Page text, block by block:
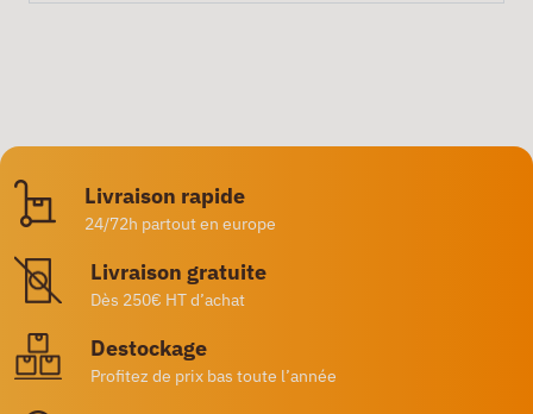
Livraison rapide
24/72h partout en europe
Livraison gratuite
Dès 250€ HT d’achat
Destockage
Profitez de prix bas toute l’année